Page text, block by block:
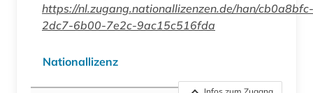
https://nl.zugang.nationallizenzen.de/han/cb0a8bfc-
2dc7-6b00-7e2c-9ac15c516fda
Nationallizenz